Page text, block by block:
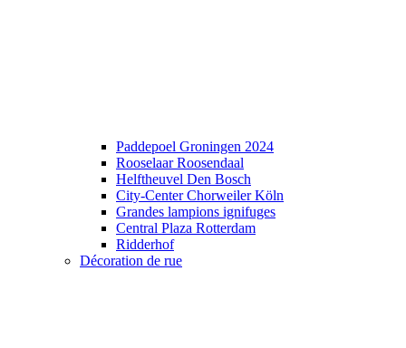
Paddepoel Groningen 2024
Rooselaar Roosendaal
Helftheuvel Den Bosch
City-Center Chorweiler Köln
Grandes lampions ignifuges
Central Plaza Rotterdam
Ridderhof
Décoration de rue